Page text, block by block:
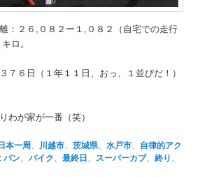
：２６,０８２ー１,０８２（自宅での走行
ロ。
７６日（１年１１日、おっ、１並びだ！）
わが家が一番（笑）
本一周 川越市 、茨城県 、水戸市
自律的アク
パン 、バイク 、最終日 スーパーカブ、終り